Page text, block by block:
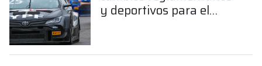
y deportivos para el